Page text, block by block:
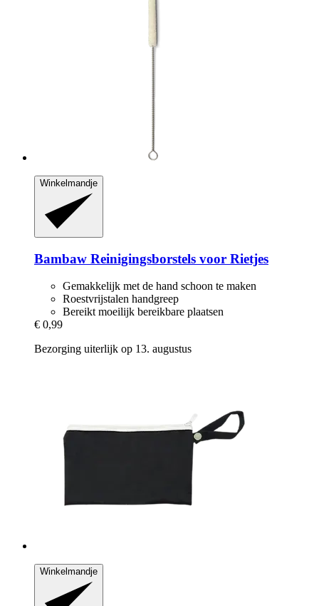
Winkelmandje
Bambaw Reinigingsborstels voor Rietjes
Gemakkelijk met de hand schoon te maken
Roestvrijstalen handgreep
Bereikt moeilijk bereikbare plaatsen
€ 0,99
Bezorging uiterlijk op 13. augustus
Winkelmandje